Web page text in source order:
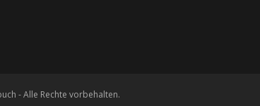
- Alle Rechte vorbehalten.